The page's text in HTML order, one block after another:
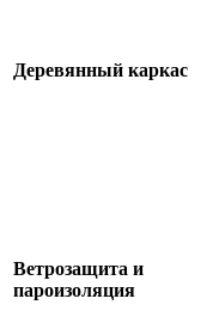
Деревянный каркас
Ветрозащита и
пароизоляция